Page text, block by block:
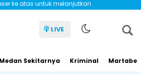
ke atas untuk melanjutkan
LIVE
Medan Sekitarnya Kriminal Martabe